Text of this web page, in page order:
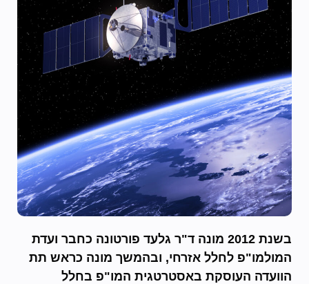
בשנת 2012 מונה ד"ר גלעד פורטונה כחבר ועדת
המולמו"פ לחלל אזרחי, ובהמשך מונה כראש תת
הוועדה העוסקת באסטרטגית המו"פ בחלל